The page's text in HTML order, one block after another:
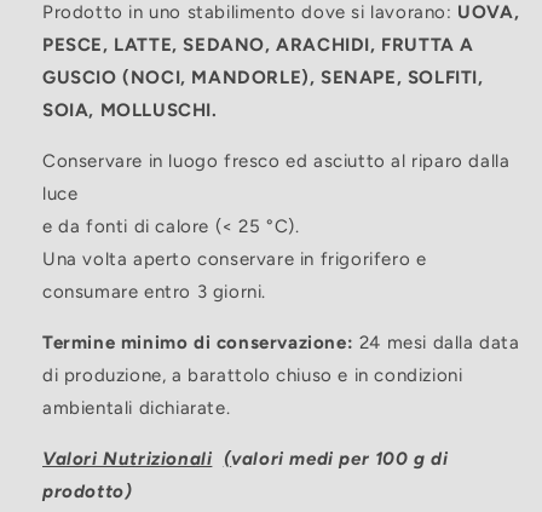
Prodotto in uno stabilimento dove si lavorano: UOVA,
PESCE, LATTE, SEDANO, ARACHIDI, FRUTTA A
GUSCIO (NOCI, MANDORLE), SENAPE, SOLFITI,
SOIA, MOLLUSCHI.
Conservare in luogo fresco ed asciutto al riparo dalla
luce
e da fonti di calore (< 25 °C).
Una volta aperto conservare in frigorifero e
consumare entro 3 giorni.
Termine minimo di conservazione: 24 mesi dalla data
di produzione, a barattolo chiuso e in condizioni
ambientali dichiarate.
Valori Nutrizionali (valori medi per 100 g di
prodotto)